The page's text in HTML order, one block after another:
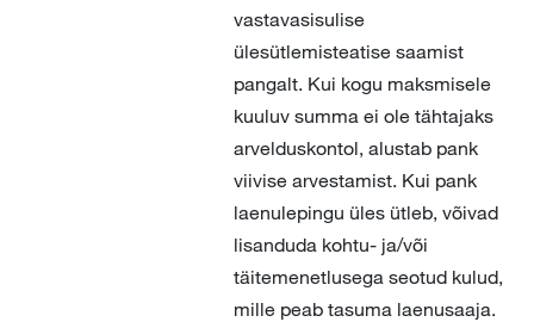
vastavasisulise
ülesütlemisteatise saamist
pangalt. Kui kogu maksmisele
kuuluv summa ei ole tähtajaks
arvelduskontol, alustab pank
viivise arvestamist. Kui pank
laenulepingu üles ütleb, võivad
lisanduda kohtu- ja/või
täitemenetlusega seotud kulud,
mille peab tasuma laenusaaja.